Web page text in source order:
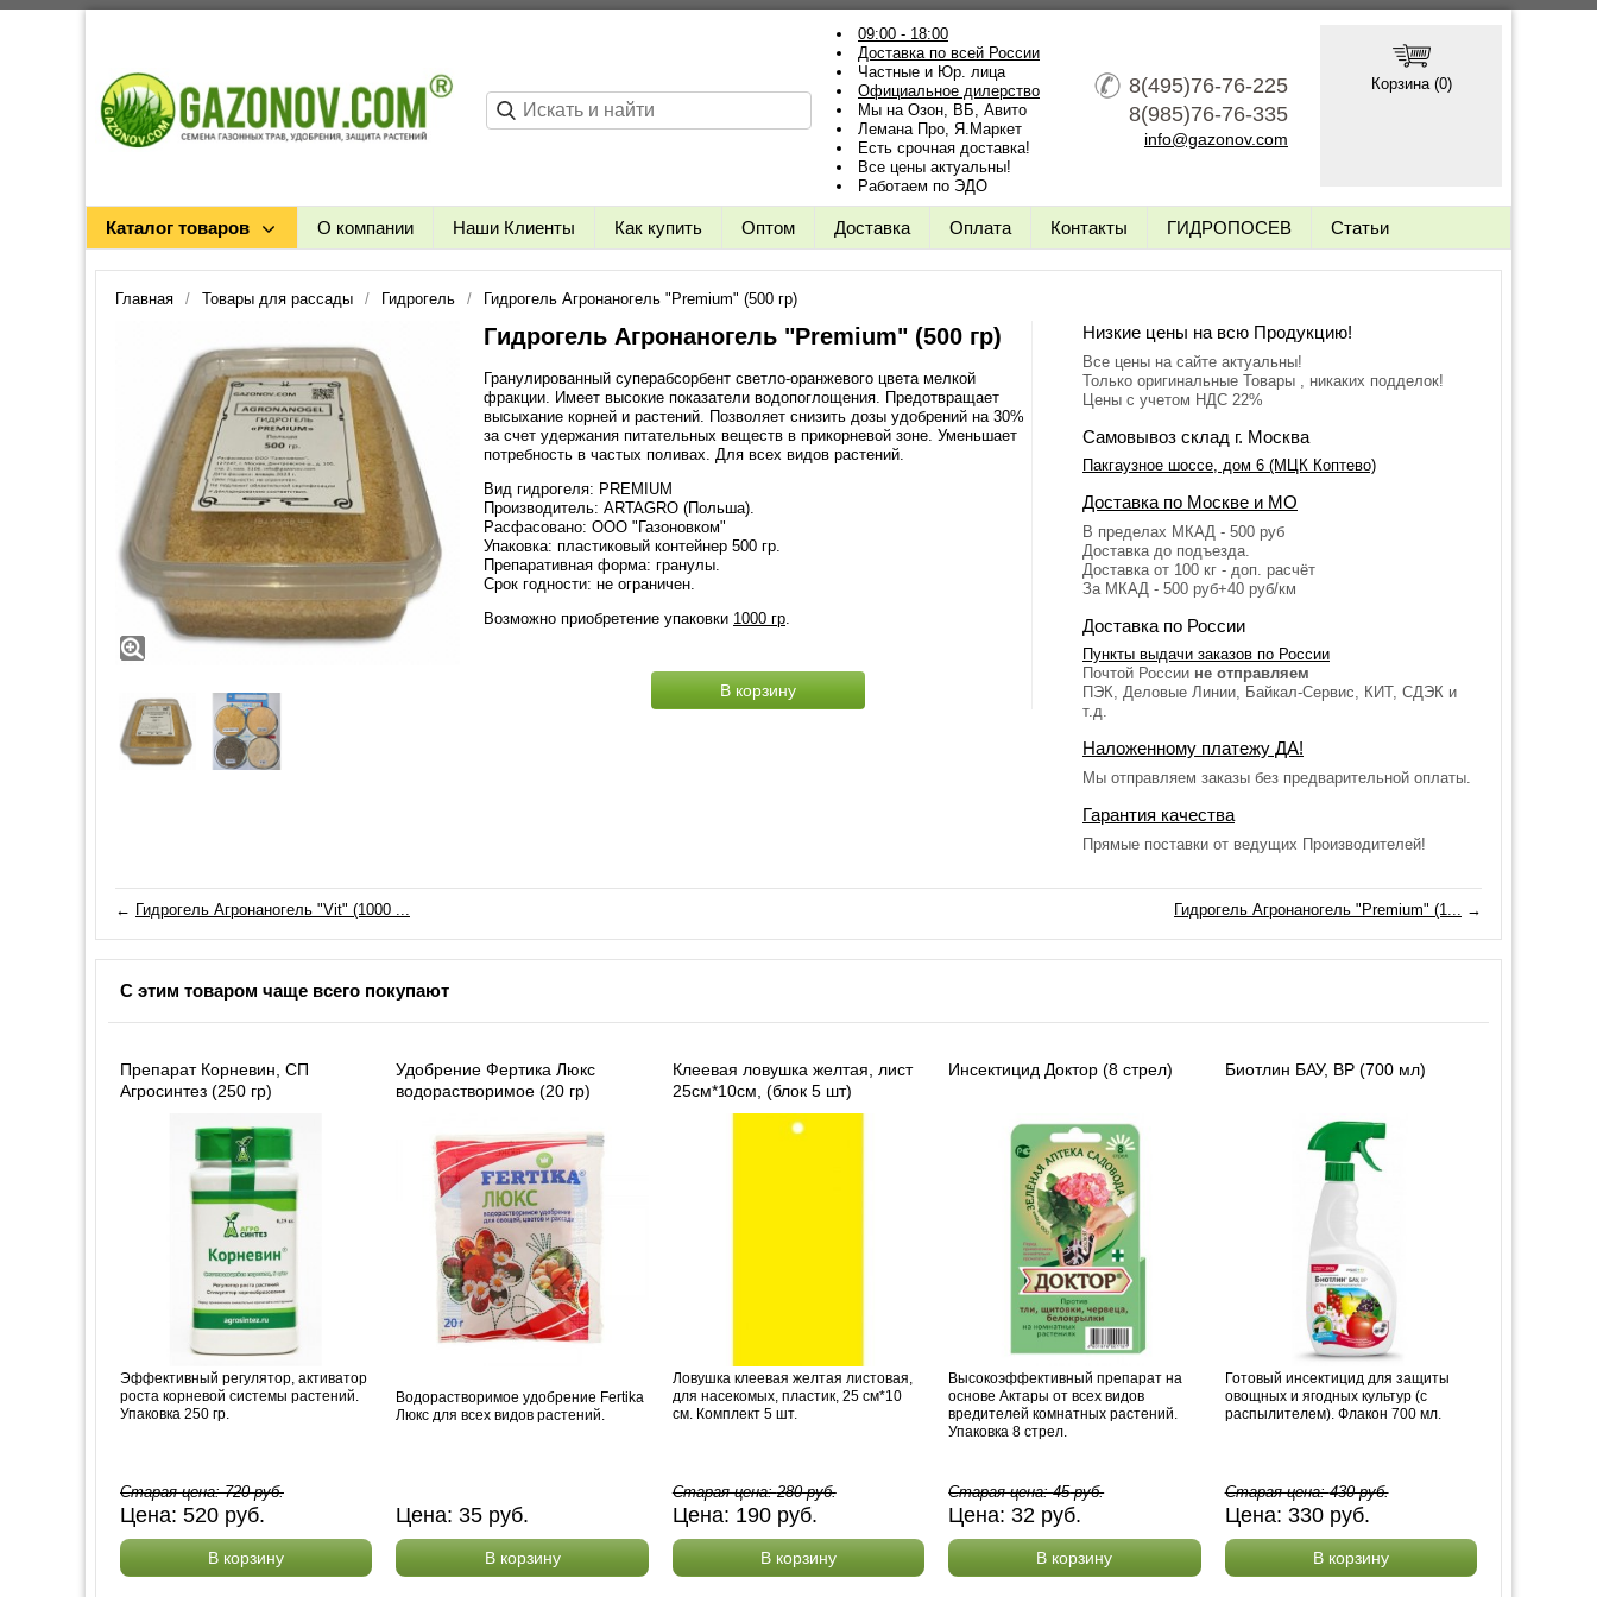
09:00 - 18:00
Доставка по всей России
Частные и Юр. лица
Официальное дилерство
Мы на Озон, ВБ, Авито
Лемана Про, Я.Маркет
Есть срочная доставка!
Все цены актуальны!
Работаем по ЭДО
8(495)76-76-225
8(985)76-76-335
info@gazonov.com
Корзина (0)
Каталог товаров О компании Наши Клиенты Как купить Оптом Доставка Оплата Контакты ГИДРОПОСЕВ Статьи
Главная Товары для рассады Гидрогель Гидрогель Агронаногель "Premium" (500 гр)
Гидрогель Агронаногель "Premium" (500 гр)
Гранулированный суперабсорбент светло-оранжевого цвета мелкой
фракции. Имеет высокие показатели водопоглощения. Предотвращает
высыхание корней и растений. Позволяет снизить дозы удобрений на 30%
за счет удержания питательных веществ в прикорневой зоне. Уменьшает
потребность в частых поливах. Для всех видов растений.
Вид гидрогеля: PREMIUM
Производитель: ARTAGRO (Польша).
Расфасовано: ООО "Газоновком"
Упаковка: пластиковый контейнер 500 гр.
Препаративная форма: гранулы.
Срок годности: не ограничен.
Возможно приобретение упаковки 1000 гр.
В корзину
Низкие цены на всю Продукцию!
Все цены на сайте актуальны!
Только оригинальные Товары , никаких подделок!
Цены с учетом НДС 22%
Самовывоз склад г. Москва
Пакгаузное шоссе, дом 6 (МЦК Коптево)
Доставка по Москве и МО
В пределах МКАД - 500 руб
Доставка до подъезда.
Доставка от 100 кг - доп. расчёт
За МКАД - 500 руб+40 руб/км
Доставка по России
Пункты выдачи заказов по России
Почтой России не отправляем
ПЭК, Деловые Линии, Байкал-Сервис, КИТ, СДЭК и
т.д.
Наложенному платежу ДА!
Мы отправляем заказы без предварительной оплаты.
Гарантия качества
Прямые поставки от ведущих Производителей!
← Гидрогель Агронаногель "Vit" (1000 ... Гидрогель Агронаногель "Premium" (1... →
С этим товаром чаще всего покупают
Препарат Корневин, СП
Агросинтез (250 гр)
Эффективный регулятор, активатор
роста корневой системы растений.
Упаковка 250 гр.
Старая цена:720руб.
Цена: 520 руб.
В корзину
Удобрение Фертика Люкс
водорастворимое (20 гр)
Водорастворимое удобрение Fertika
Люкс для всех видов растений.
Цена:35 руб.
В корзину
Клеевая ловушка желтая, лист
25см*10см, (блок 5 шт)
Ловушка клеевая желтая листовая,
для насекомых, пластик, 25 см*10
см. Комплект 5 шт.
Старая цена:280руб.
Цена: 190руб.
В корзину
Инсектицид Доктор (8 стрел)
Высокоэффективный препарат на
основе Актары от всех видов
вредителей комнатных растений.
Упаковка 8 стрел.
Старая цена:45руб.
Цена:32 руб.
В корзину
Биотлин БАУ, ВР (700 мл)
Готовый инсектицид для защиты
овощных и ягодных культур (с
распылителем). Флакон 700 мл.
Старая цена:430руб.
Цена: 330руб.
В корзину